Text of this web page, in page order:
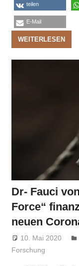
teilen
E-Mail
WEITERLESEN
Dr- Fauci
Force“
neuen
10. Mai 2020
Forschung